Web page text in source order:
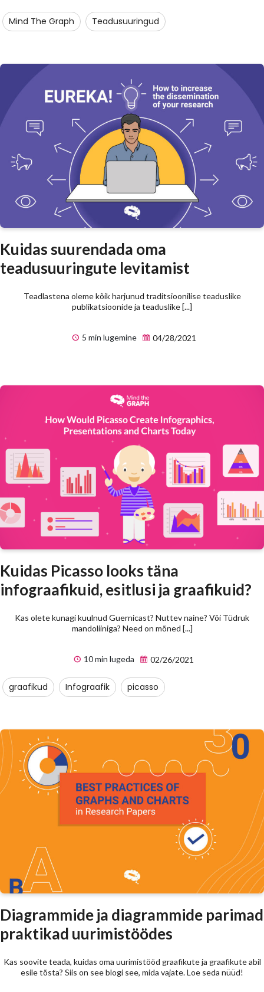
Mind The Graph Teadusuuringud
Kuidas suurendada oma
teadusuuringute levitamist
Teadlastena oleme kõik harjunud traditsioonilise teaduslike
publikatsioonide ja teaduslike [...]
5 min lugemine 04/28/2021
Kuidas Picasso looks täna
infograafikuid, esitlusi ja graafikuid?
Kas olete kunagi kuulnud Guernicast? Nuttev naine? Või Tüdruk
mandoliiniga? Need on mõned [...]
10 min lugeda 02/26/2021
graafikud Infograafik picasso
Diagrammide ja diagrammide parimad
praktikad uurimistöödes
Kas soovite teada, kuidas oma uurimistööd graafikute ja graafikute abil
esile tõsta? Siis on see blogi see, mida vajate. Loe seda nüüd!